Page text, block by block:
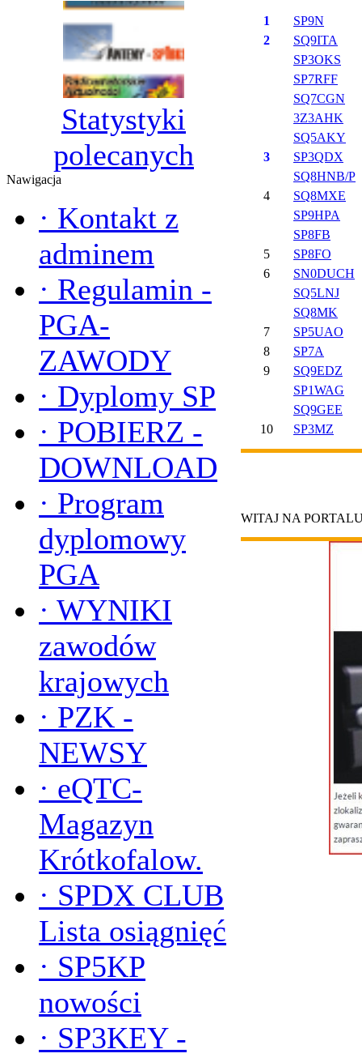
Statystyki
polecanych
Nawigacja
· Kontakt z
adminem
· Regulamin -
PGA-
ZAWODY
· Dyplomy SP
· POBIERZ -
DOWNLOAD
· Program
dyplomowy
PGA
· WYNIKI
zawodów
krajowych
· PZK -
NEWSY
· eQTC-
Magazyn
Krótkofalow.
· SPDX CLUB
Lista osiągnięć
· SP5KP
nowości
· SP3KEY -
1
SP9N
2
SQ9ITA
SP3OKS
SP7RFF
SQ7CGN
3Z3AHK
SQ5AKY
3
SP3QDX
SQ8HNB/P
4
SQ8MXE
SP9HPA
SP8FB
5
SP8FO
6
SN0DUCH
SQ5LNJ
SQ8MK
7
SP5UAO
8
SP7A
9
SQ9EDZ
SP1WAG
SQ9GEE
10
SP3MZ
WITAJ NA